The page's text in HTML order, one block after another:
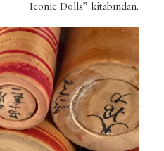
Iconic Dolls” kitabından.